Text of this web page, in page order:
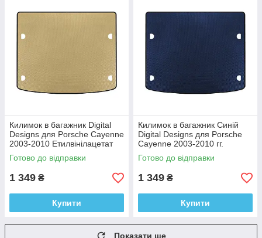
Килимок в багажник Digital
Designs для Porsche Cayenne
2003-2010 Етилвінілацетат
Готово до відправки
1 349 ₴
Купити
Килимок в багажник Синій
Digital Designs для Porsche
Cayenne 2003-2010 гг.
Этилвинилацетат
Готово до відправки
1 349 ₴
Купити
Показати ще